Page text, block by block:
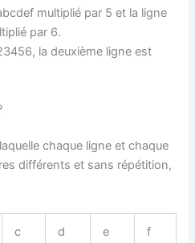
multiplié par 5 et la ligne
par 6.
la deuxième ligne est
chaque ligne et chaque
différents et sans répétition,
c d e f